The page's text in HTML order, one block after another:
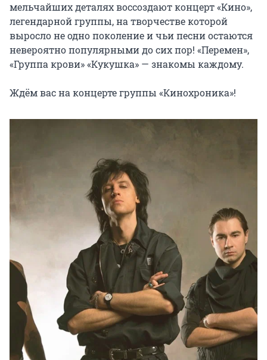
мельчайших деталях воссоздают концерт «Кино»,
легендарной группы, на творчестве которой
выросло не одно поколение и чьи песни остаются
невероятно популярными до сих пор! «Перемен»,
«Группа крови» «Кукушка» — знакомы каждому.
Ждём вас на концерте группы «Кинохроника»!